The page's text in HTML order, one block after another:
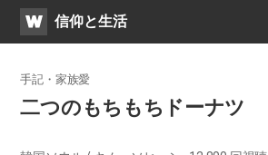
WATV​信仰と生活
手記・家族愛
二つのもちもちドーナツ